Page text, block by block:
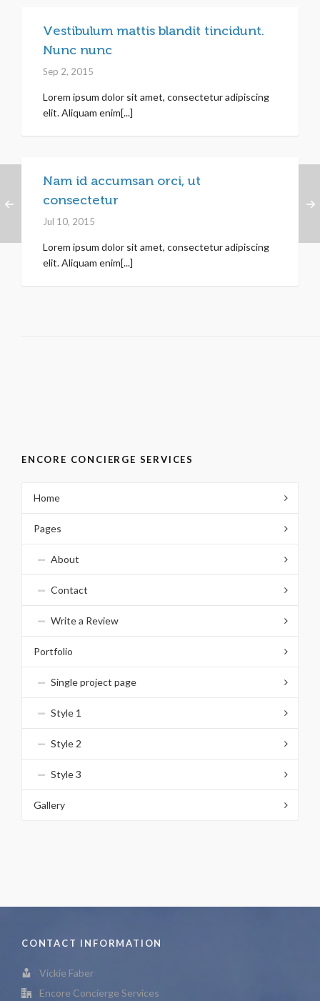
Vestibulum mattis blandit tincidunt.
Nunc nunc
Sep 2, 2015
Lorem ipsum dolor sit amet, consectetur adipiscing
elit. Aliquam enim[...]
Nam id accumsan orci, ut
consectetur
Jul 10, 2015
Lorem ipsum dolor sit amet, consectetur adipiscing
elit. Aliquam enim[...]
ENCORE CONCIERGE SERVICES
Home
Pages
About
Contact
Write a Review
Portfolio
Single project page
Style 1
Style 2
Style 3
Gallery
CONTACT INFORMATION
Vickie Faber
Encore Concierge Services